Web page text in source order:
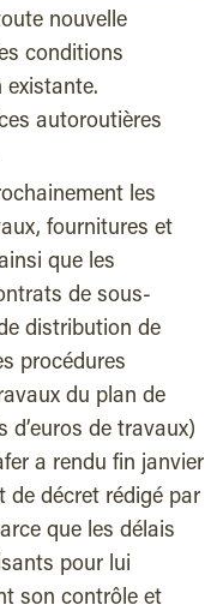
nouvelle
conditions
existante.
autoroutières
les
fournitures et
que les
de sous-
distribution de
procédures
du plan de
d’euros de travaux)
a rendu fin janvier
de décret rédigé par
que les délais
pour lui
son contrôle et